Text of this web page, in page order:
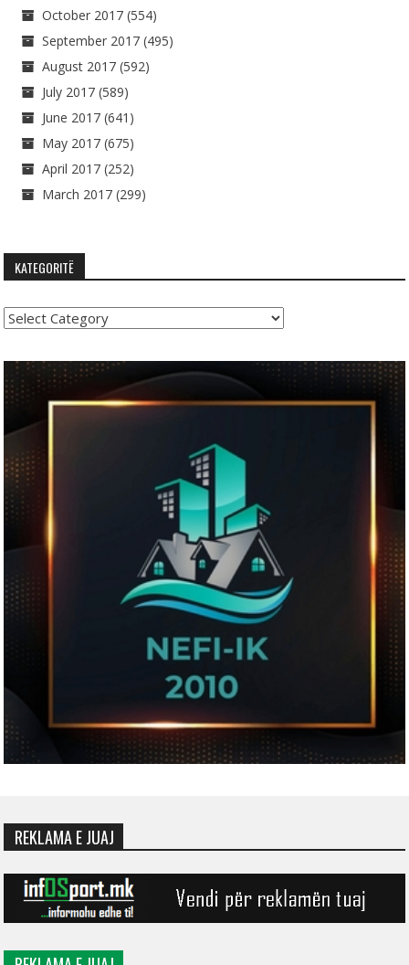
October 2017 (554)
September 2017 (495)
August 2017 (592)
July 2017 (589)
June 2017 (641)
May 2017 (675)
April 2017 (252)
March 2017 (299)
KATEGORITË
Kategoritë
REKLAMA E JUAJ